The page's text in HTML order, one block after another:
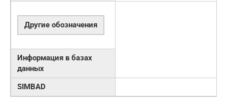
Другие обозначения
Информация в базах
данных
SIMBAD